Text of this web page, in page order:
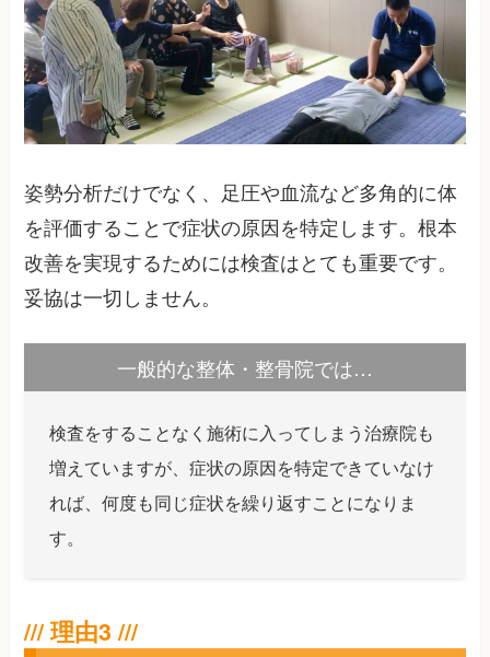
姿勢分析だけでなく、足圧や血流など多角的に体
を評価することで症状の原因を特定します。根本
改善を実現するためには検査はとても重要です。
妥協は一切しません。
一般的な整体・整骨院では…
検査をすることなく施術に入ってしまう治療院も
増えていますが、症状の原因を特定できていなけ
れば、何度も同じ症状を繰り返すことになりま
す。